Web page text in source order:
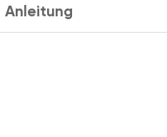
Anleitung